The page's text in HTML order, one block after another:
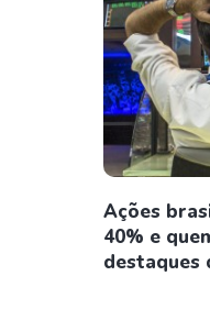
Ações
40% e
destaques